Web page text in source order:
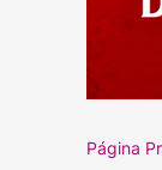
Página